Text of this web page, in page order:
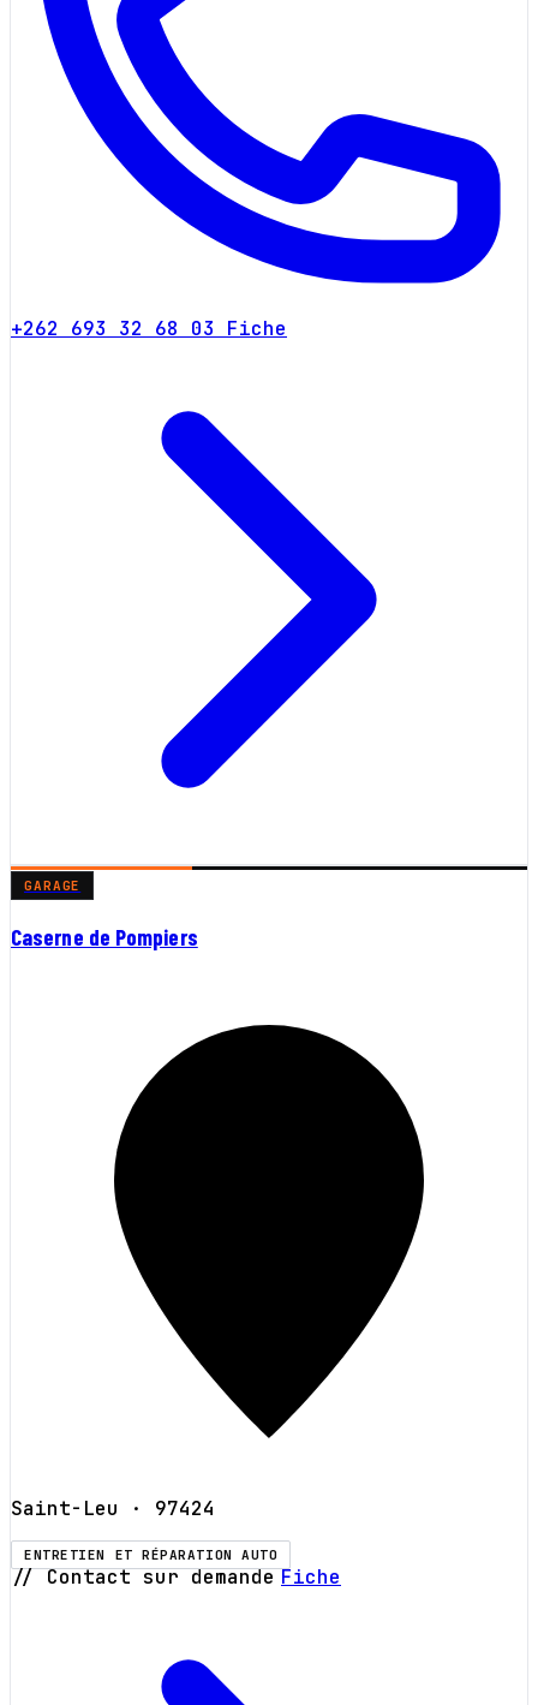
+262 693 32 68 03 Fiche
GARAGE
Caserne de Pompiers
Saint-Leu · 97424
ENTRETIEN ET RÉPARATION AUTO
// Contact sur demande Fiche